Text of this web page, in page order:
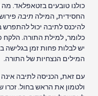
כולנו טובעים בזטאפלאד.
החסידית, המילה תיבה
להיכנס לתיבה יכול להתפרש
כלומר, למילת התורה. הלקח
יש לבלות פחות זמן בגלישה
המילים הנצחיות של התורה.
עם זאת, הכניסה לתיבה
ולטמון את הראש בחול. זכרו